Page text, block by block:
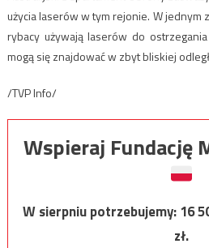
użycia laserów w tym rejonie. W jednym
rybacy używają laserów do
mogą się znajdować w zbyt bliskiej
/TVP Info/
Wspieraj Fundację
W sierpniu potrzebujemy:16
zł.